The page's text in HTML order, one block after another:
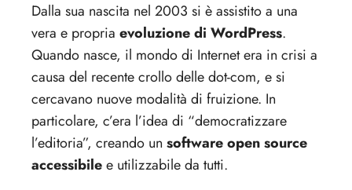
Dalla sua nascita nel 2003 si è assistito a una
vera e propria evoluzione di WordPress.
Quando nasce, il mondo di Internet era in crisi a
causa del recente crollo delle dot-com, e si
cercavano nuove modalità di fruizione. In
particolare, c’era l’idea di “democratizzare
l’editoria”, creando un software open source
accessibilee utilizzabile da tutti.